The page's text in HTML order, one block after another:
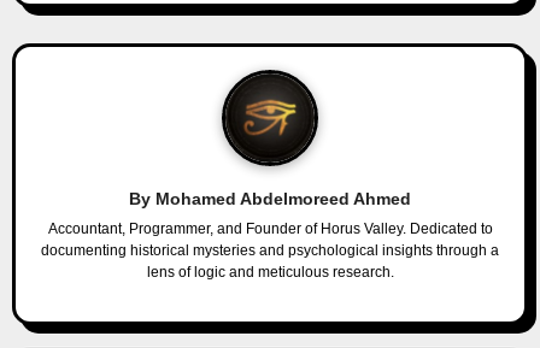
a
a
By Mohamed Abdelmoreed Ahmed
Accountant, Programmer, and Founder of Horus Valley. Dedicated to
documenting historical mysteries and psychological insights through a
lens of logic and meticulous research.